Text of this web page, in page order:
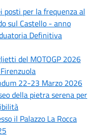
posti per la frequenza al
sul Castello - anno
Definitiva
del MOTOGP 2026
22-23 Marzo 2026
della pietra serena per
il Palazzo La Rocca